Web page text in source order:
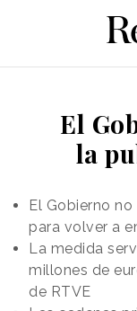
El
la
El Gobierno
para volver a
La medida
millones de
de RTVE